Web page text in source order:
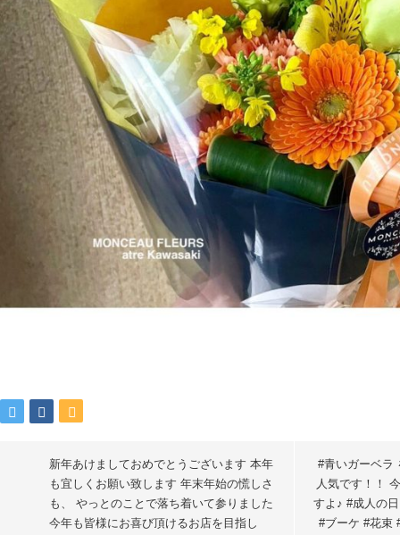
新年あけましておめでとうございます 本年
も宜しくお願い致します 年末年始の慌しさ
も、 やっとのことで落ち着いて参りました
今年も皆様にお喜び頂けるお店を目指し
#青いガーベラ
人気です！！
すよ♪ #成人の
#ブーケ #花束